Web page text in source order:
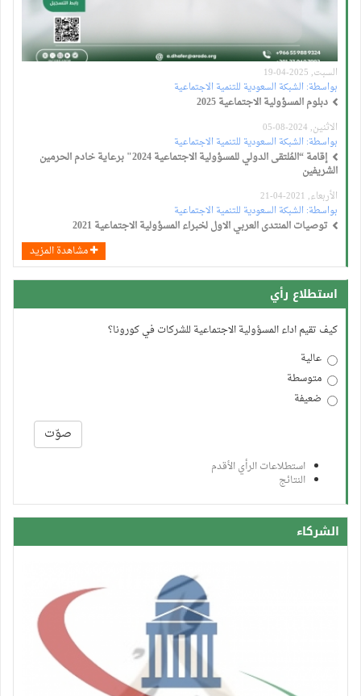
السبت, 2025-04-19
بواسطة:الشبكة السعودية للتنمية الاجتماعية
دبلوم المسؤولية الاجتماعية 2025
الاثنين, 2024-08-05
بواسطة:الشبكة السعودية للتنمية الاجتماعية
إقامة “المُلتقى الدولي للمسؤولية الاجتماعية 2024" برعاية خادم الحرمين
الشريفين
الأربعاء, 2021-04-21
بواسطة:الشبكة السعودية للتنمية الاجتماعية
توصيات المنتدى العربي الاول لخبراء المسؤولية الاجتماعية 2021
مشاهدة المزيد
استطلاع رأي
كيف تقيم اداء المسؤولية الاجتماعية للشركات في كورونا؟
عالية
متوسطة
ضعيفة
صوّت
استطلاعات الرأي الأقدم
النتائج
الشركاء